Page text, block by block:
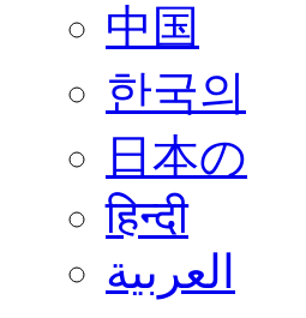
中国
한국의
日本の
हिन्दी
العربية